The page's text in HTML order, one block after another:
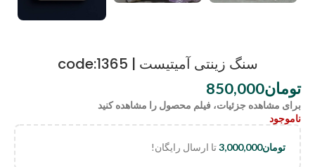
سنگ زینتی آمیتیست | code:1365
تومان850,000
برای مشاهده جزئیات، فیلم محصول را مشاهده کنید
ناموجود
تومان3,000,000تا ارسال رایگان!